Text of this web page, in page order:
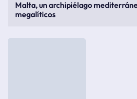
Malta, un archipiélago
megalíticos